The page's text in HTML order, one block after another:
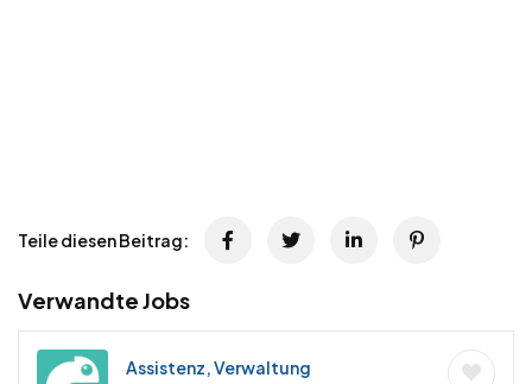
Teile diesen Beitrag:
Verwandte Jobs
Assistenz, Verwaltung